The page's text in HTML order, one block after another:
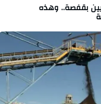
بقفصة.. وهذه